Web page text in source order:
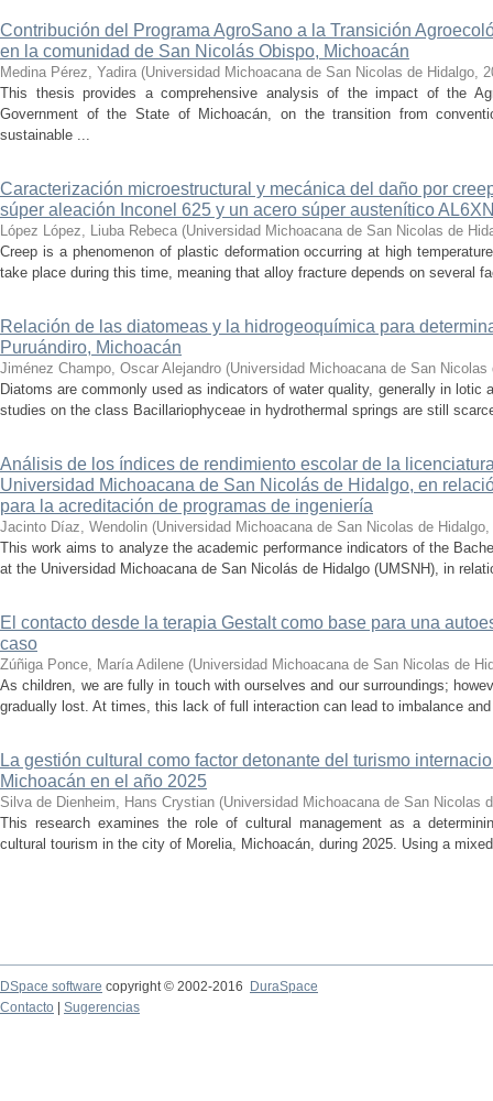
Contribución del Programa AgroSano a la Transición
en la comunidad de San Nicolás Obispo, Michoacán
Medina Pérez, Yadira (Universidad Michoacana de San Nicolas de Hidalgo,
This thesis provides a comprehensive analysis of the impact of the
Government of the State of Michoacán, on the transition from
sustainable ...
Caracterización microestructural y mecánica del daño por
súper aleación Inconel 625 y un acero súper austenítico
López López, Liuba Rebeca (Universidad Michoacana de San Nicolas de
Creep is a phenomenon of plastic deformation occurring at high
take place during this time, meaning that alloy fracture depends on several
Relación de las diatomeas y la hidrogeoquímica para
Puruándiro, Michoacán
Jiménez Champo, Oscar Alejandro (Universidad Michoacana de San Nicolas
Diatoms are commonly used as indicators of water quality, generally in
studies on the class Bacillariophyceae in hydrothermal springs are still
Análisis de los índices de rendimiento escolar de la
Universidad Michoacana de San Nicolás de Hidalgo, en
para la acreditación de programas de ingeniería
Jacinto Díaz, Wendolin (Universidad Michoacana de San Nicolas de Hidalgo,
This work aims to analyze the academic performance indicators of the
at the Universidad Michoacana de San Nicolás de Hidalgo (UMSNH), in
El contacto desde la terapia Gestalt como base para una
caso
Zúñiga Ponce, María Adilene (Universidad Michoacana de San Nicolas de
As children, we are fully in touch with ourselves and our surroundings;
gradually lost. At times, this lack of full interaction can lead to imbalance
La gestión cultural como factor detonante del turismo
Michoacán en el año 2025
Silva de Dienheim, Hans Crystian (Universidad Michoacana de San Nicolas
This research examines the role of cultural management as a
cultural tourism in the city of Morelia, Michoacán, during 2025. Using a
DSpace software copyright © 2002-2016
DuraSpace
Contacto
Sugerencias